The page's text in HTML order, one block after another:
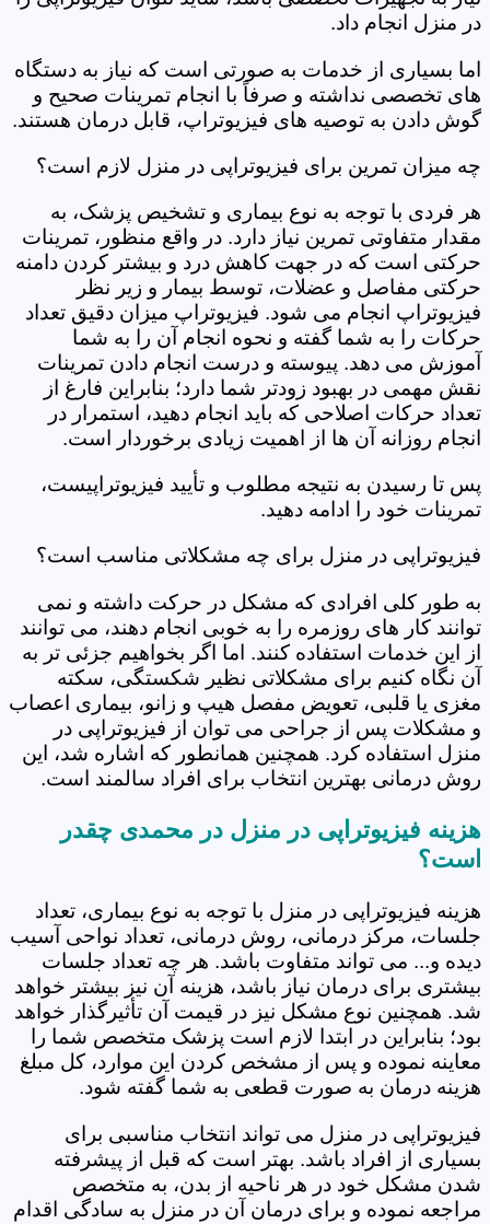
در منزل انجام داد.
اما بسیاری از خدمات به صورتی است که نیاز به دستگاه
های تخصصی نداشته و صرفاً با انجام تمرینات صحیح و
گوش دادن به توصیه های فیزیوتراپ، قابل درمان هستند.
چه میزان تمرین برای فیزیوتراپی در منزل لازم است؟
هر فردی با توجه به نوع بیماری و تشخیص پزشک، به
مقدار متفاوتی تمرین نیاز دارد. در واقع منظور، تمرینات
حرکتی است که در جهت کاهش درد و بیشتر کردن دامنه
حرکتی مفاصل و عضلات، توسط بیمار و زیر نظر
فیزیوتراپ انجام می شود. فیزیوتراپ میزان دقیق تعداد
حرکات را به شما گفته و نحوه انجام آن را به شما
آموزش می دهد. پیوسته و درست انجام دادن تمرینات
نقش مهمی در بهبود زودتر شما دارد؛ بنابراین فارغ از
تعداد حرکات اصلاحی که باید انجام دهید، استمرار در
انجام روزانه آن ها از اهمیت زیادی برخوردار است.
پس تا رسیدن به نتیجه مطلوب و تأیید فیزیوتراپیست،
تمرینات خود را ادامه دهید.
فیزیوتراپی در منزل برای چه مشکلاتی مناسب است؟
به طور کلی افرادی که مشکل در حرکت داشته و نمی
توانند کار های روزمره را به خوبی انجام دهند، می توانند
از این خدمات استفاده کنند. اما اگر بخواهیم جزئی تر به
آن نگاه کنیم برای مشکلاتی نظیر شکستگی، سکته
مغزی یا قلبی، تعویض مفصل هیپ و زانو، بیماری اعصاب
و مشکلات پس از جراحی می توان از فیزیوتراپی در
منزل استفاده کرد. همچنین همانطور که اشاره شد، این
روش درمانی بهترین انتخاب برای افراد سالمند است.
هزینه فیزیوتراپی در منزل در محمدی چقدر
است؟
هزینه فیزیوتراپی در منزل با توجه به نوع بیماری، تعداد
جلسات، مرکز درمانی، روش درمانی، تعداد نواحی آسیب
دیده و... می تواند متفاوت باشد. هر چه تعداد جلسات
بیشتری برای درمان نیاز باشد، هزینه آن نیز بیشتر خواهد
شد. همچنین نوع مشکل نیز در قیمت آن تأثیرگذار خواهد
بود؛ بنابراین در ابتدا لازم است پزشک متخصص شما را
معاینه نموده و پس از مشخص کردن این موارد، کل مبلغ
هزینه درمان به صورت قطعی به شما گفته شود.
فیزیوتراپی در منزل می تواند انتخاب مناسبی برای
بسیاری از افراد باشد. بهتر است که قبل از پیشرفته
شدن مشکل خود در هر ناحیه از بدن، به متخصص
مراجعه نموده و برای درمان آن در منزل به سادگی اقدام